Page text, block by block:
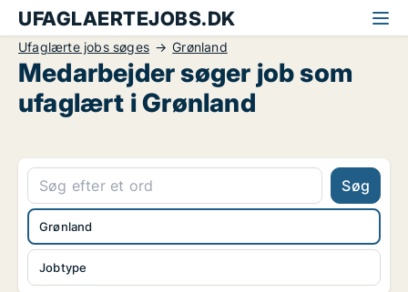
UFAGLAERTEJOBS.DK
Ufaglærte jobs søges Grønland
Medarbejder søger job som
ufaglært i Grønland
Søg
Jobtype
Grønland